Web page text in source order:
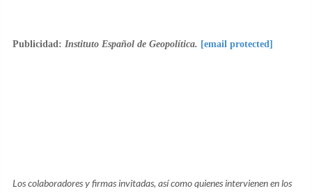
Publicidad: Instituto Español de Geopolítica. [email protected]
Los colaboradores y firmas invitadas, así como quienes intervienen en los